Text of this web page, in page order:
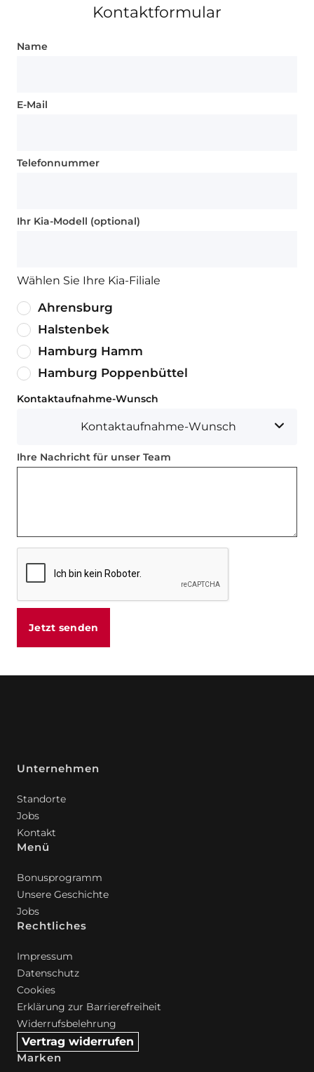
Kontaktformular
Name
E-Mail
Telefonnummer
Ihr Kia-Modell (optional)
Wählen Sie Ihre Kia-Filiale
Ahrensburg
Halstenbek
Hamburg Hamm
Hamburg Poppenbüttel
Kontaktaufnahme-Wunsch
Kontaktaufnahme-Wunsch
Ihre Nachricht für unser Team
Jetzt senden
Unternehmen
Standorte
Jobs
Kontakt
Menü
Bonusprogramm
Unsere Geschichte
Jobs
Rechtliches
Impressum
Datenschutz
Cookies
Erklärung zur Barrierefreiheit
Widerrufsbelehrung
Vertrag widerrufen
Marken